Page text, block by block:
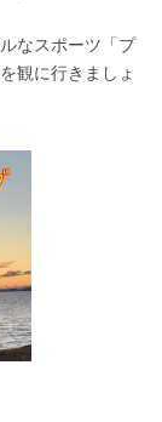
なスポーツ「プ
観に行きましょ